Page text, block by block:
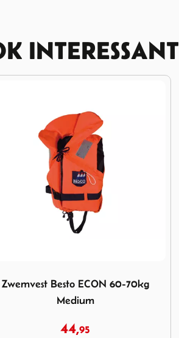
INTERESSANT
Besto Comfort Fit 165N 180N met
Harnas blauw
129,95